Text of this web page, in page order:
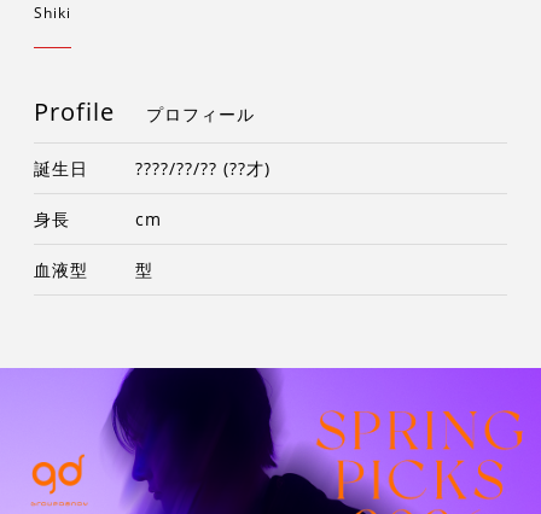
Shiki
Profile プロフィール
誕生日 ????/??/?? (??才)
身長 cm
血液型 型